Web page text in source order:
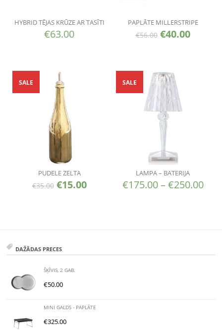
HYBRID TĒJAS KRŪZE AR TASĪTI
€63.00
PAPLĀTE MILLERSTRIPE
€56.00 €40.00
PUDELE ZELTA
€35.00 €15.00
SALE
LAMPA – BATERIJA
€175.00–€250.00
SALE
DAŽĀDAS PRECES
ŠĶĪVIS, 2 GAB.
€50.00
MINI GALDS - PAPLĀTE
€325.00